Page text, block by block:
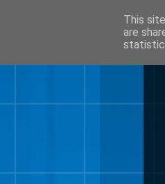
This
are